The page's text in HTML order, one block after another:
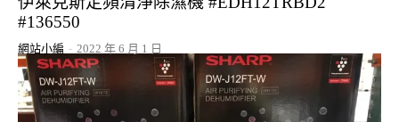
#136550
網站小編 - 2022 年 6 月 1 日